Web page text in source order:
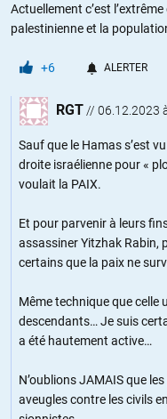
Actuellement c’est
palestinienne et la
+6 ALERTER
RGT // 06.12.2023
Sauf que le Hamas s’est
droite israélienne pour «
voulait la PAIX.
Et pour parvenir à leurs
assassiner Yitzhak Rabin,
certains que la paix ne
Même technique que celle
descendants… Je suis
a été hautement active…
N’oublions JAMAIS que
aveugles contre les civils